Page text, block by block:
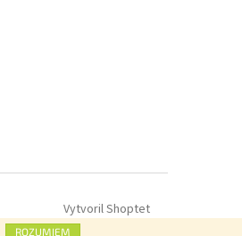
ROZUMIEM
Vytvoril Shoptet